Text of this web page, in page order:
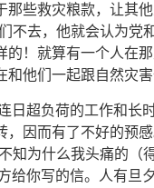
那些救灾粮款，让其
不去，他就会认为党
！就算有一个人在
和他们一起跟自然灾
日超负荷的工作和长
，因而有了不好的预
知为什么我头痛的（
给你写的信。人有旦